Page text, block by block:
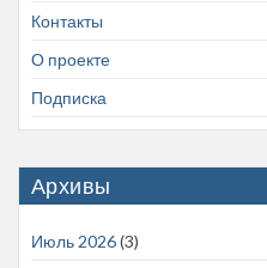
Контакты
О проекте
Подписка
Архивы
Июль 2026(3)